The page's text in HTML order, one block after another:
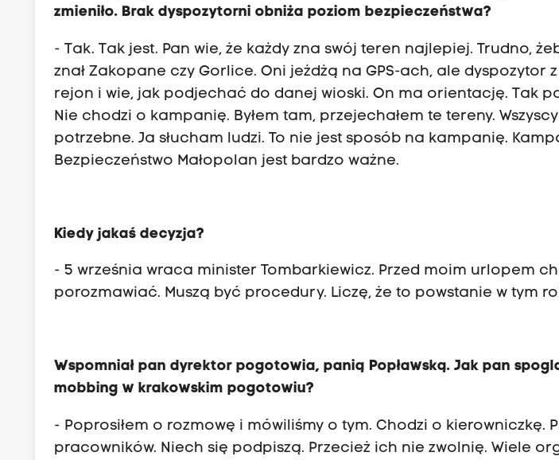
zmieniło. Brak dyspozytorni obniża poziom bezpieczeństwa?
- Tak. Tak jest. Pan wie, że każdy zna swój teren najlepiej. Trudno,
znał Zakopane czy Gorlice. Oni jeżdżą na GPS-ach, ale dyspozytor
rejon i wie, jak podjechać do danej wioski. On ma orientację. Tak
Nie chodzi o kampanię. Byłem tam, przejechałem te tereny.
potrzebne. Ja słucham ludzi. To nie jest sposób na kampanię.
Bezpieczeństwo Małopolan jest bardzo ważne.
Kiedy jakaś decyzja?
- 5 września wraca minister Tombarkiewicz. Przed moim urlopem
porozmawiać. Muszą być procedury. Liczę, że to powstanie w tym
Wspomniał pan dyrektor pogotowia, panią Popławską. Jak pan
mobbing w krakowskim pogotowiu?
- Poprosiłem o rozmowę i mówiliśmy o tym. Chodzi o kierowniczkę.
pracowników. Niech się podpiszą. Przecież ich nie zwolnię. Wiele